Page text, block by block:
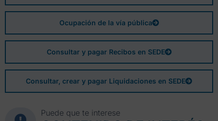
Ocupación de la vía pública
Consultar y pagar Recibos en SEDE
Consultar, crear y pagar Liquidaciones en SEDE
Puede que te interese